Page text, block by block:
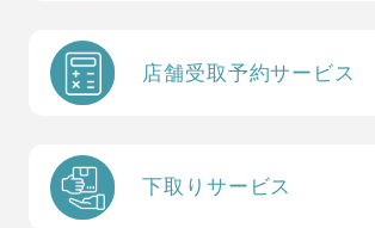
店舗受取予約サービス
下取りサービス